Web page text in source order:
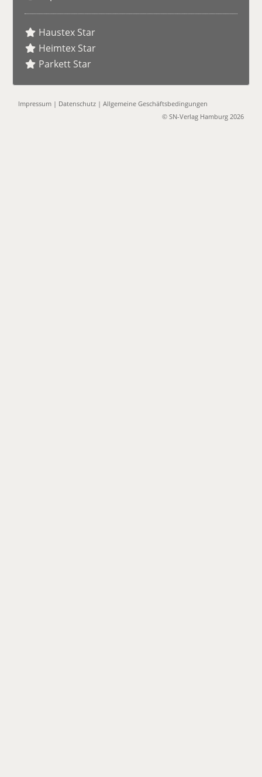
Haustex Star
Heimtex Star
Parkett Star
Impressum | Datenschutz |Allgemeine Geschäftsbedingungen
© SN-Verlag Hamburg 2026